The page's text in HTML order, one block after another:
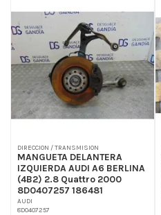
DIRECCION / TRANSMISION
MANGUETA DELANTERA
IZQUIERDA AUDI A6 BERLINA
(4B2) 2.8 Quattro 2000
8D0407257 186481
AUDI
8D0407257